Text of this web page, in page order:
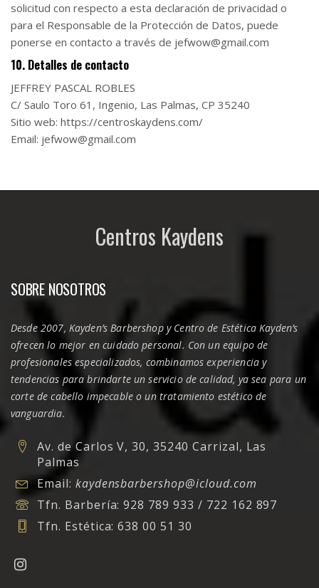
solicitud con respecto a esta declaración de privacidad o
para el Responsable de la Protección de Datos, puede
ponerse en contacto a través de jefwow@gmail.com
10. Detalles de contacto
JEFFREY PASCAL ROBLES
C/ Saulo Toro 61, Ingenio, Las Palmas, CP 35240
Sitio web: https://centroskaydens.com/
Email: jefwow@gmail.com
Centros Kaydens
SOBRE NOSOTROS
Desde 2007, Kayden’s Barbershop y Centro de Estética Kayden’s
ofrecen lo mejor en cuidado personal. Con un equipo de
profesionales especializados, combinamos experiencia y
tendencias para brindarte un servicio de calidad, ya sea para un
corte de cabello impecable o un tratamiento estético de
vanguardia.
Av. de Carlos V, 30, 35240 Carrizal, Las
Palmas
Email: kaydensbarbershop@icloud.com
Tfn. Barbería:928 789 933 / 722 162 897
Tfn. Estética: 638 00 51 30